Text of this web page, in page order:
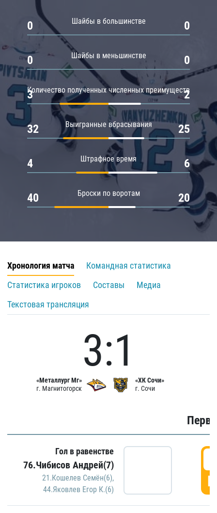
Шайбы в большинстве
0 0
Шайбы в меньшинстве
0 0
Количество полученных численных преимуществ
3 2
Выигранные вбрасывания
32 25
Штрафное время
4 6
Броски по воротам
40 20
Хронология матча
Командная статистика
Статистика игроков
Составы
Медиа
Текстовая трансляция
«Металлург Мг»
г. Магнитогорск
3:1
«ХК Сочи»
г. Сочи
Гол в равенстве
76.Чибисов Андрей(7)
21.Кошелев Семён(6),
44.Яковлев Егор К.(6)